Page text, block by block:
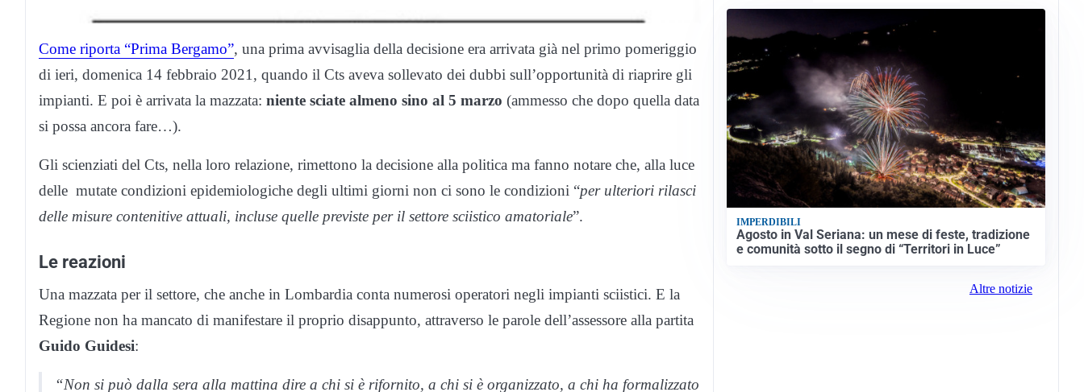
Come riporta “Prima Bergamo”, una prima avvisaglia della decisione era arrivata già nel primo pomeriggio
di ieri, domenica 14 febbraio 2021, quando il Cts aveva sollevato dei dubbi sull’opportunità di riaprire gli
impianti. E poi è arrivata la mazzata: niente sciate almeno sino al 5 marzo (ammesso che dopo quella data
si possa ancora fare…).
Gli scienziati del Cts, nella loro relazione, rimettono la decisione alla politica ma fanno notare che, alla luce
delle mutate condizioni epidemiologiche degli ultimi giorni non ci sono le condizioni “per ulteriori rilasci
delle misure contenitive attuali, incluse quelle previste per il settore sciistico amatoriale”.
Le reazioni
Una mazzata per il settore, che anche in Lombardia conta numerosi operatori negli impianti sciistici. E la
Regione non ha mancato di manifestare il proprio disappunto, attraverso le parole dell’assessore alla partita
Guido Guidesi:
“Non si può dalla sera alla mattina dire a chi si è rifornito, a chi si è organizzato, a chi ha formalizzato
IMPERDIBILI
Agosto in Val Seriana: un mese di feste, tradizione
e comunità sotto il segno di “Territori in Luce”
Altre notizie